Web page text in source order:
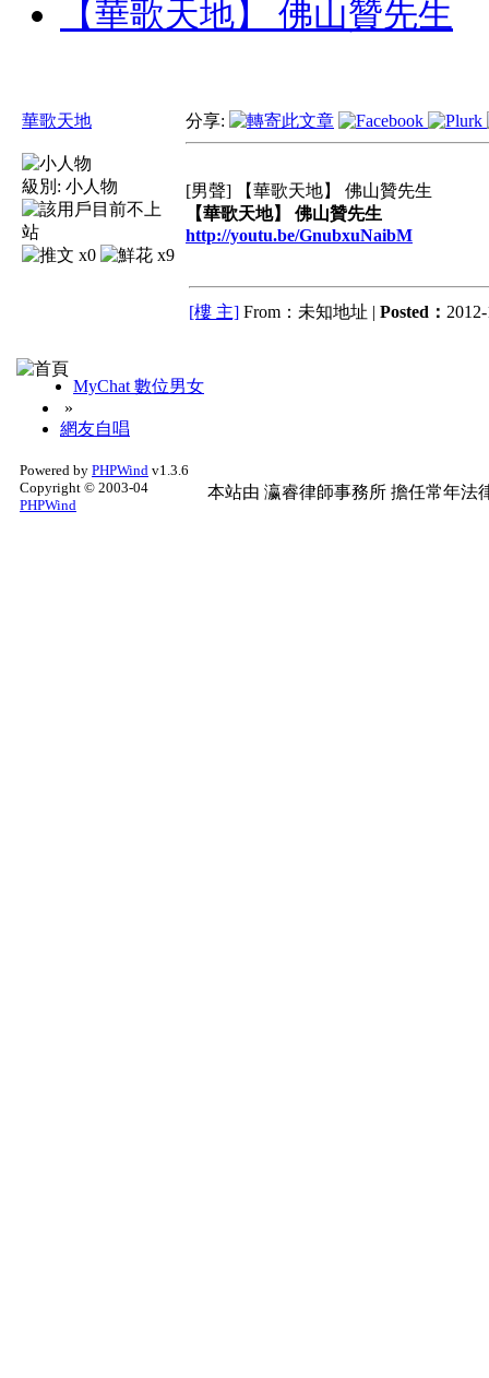
【華歌天地】 佛山贊先生
華歌天地
級別: 小人物
x0 x9
分享:
[男聲] 【華歌天地】 佛山贊先生
【華歌天地】 佛山贊先生
http://youtu.be/GnubxuNaibM
[樓 主] From：未知地址 | Posted：
MyChat 數位男女
»
網友自唱
Powered by PHPWind v1.3.6
Copyright © 2003-04
PHPWind
本站由 瀛睿律師事務所 擔任常年法